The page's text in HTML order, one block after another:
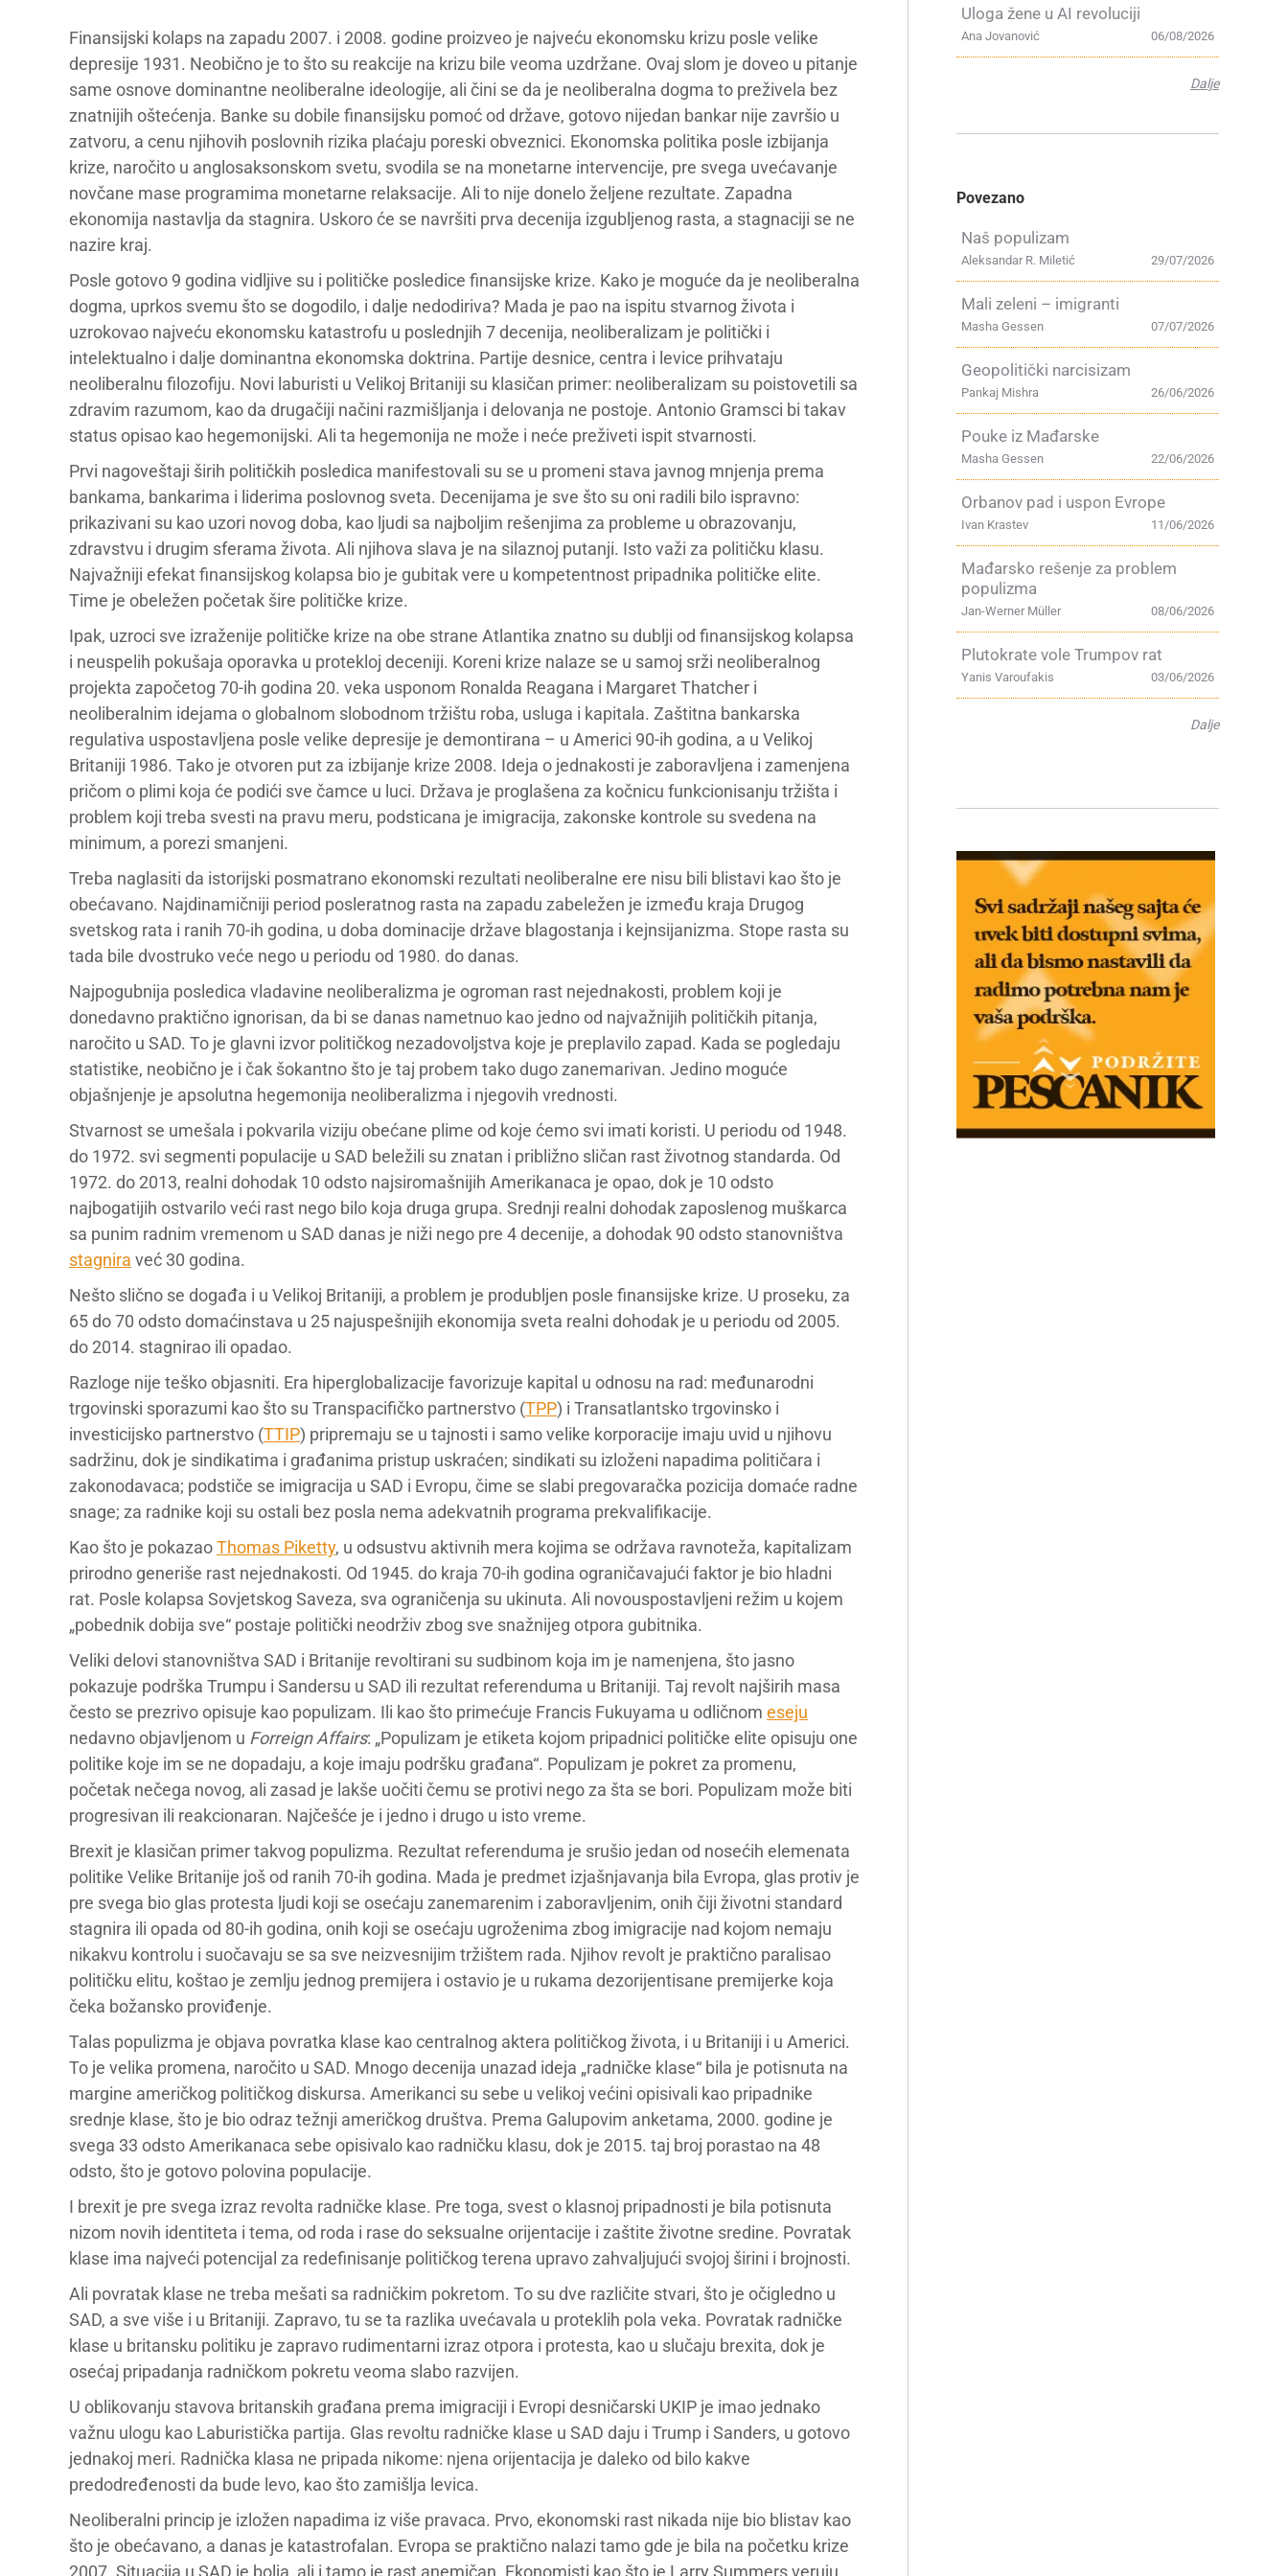
Finansijski kolaps na zapadu 2007. i 2008. godine proizveo je najveću ekonomsku krizu posle velike
depresije 1931. Neobično je to što su reakcije na krizu bile veoma uzdržane. Ovaj slom je doveo u pitanje
same osnove dominantne neoliberalne ideologije, ali čini se da je neoliberalna dogma to preživela bez
znatnijih oštećenja. Banke su dobile finansijsku pomoć od države, gotovo nijedan bankar nije završio u
zatvoru, a cenu njihovih poslovnih rizika plaćaju poreski obveznici. Ekonomska politika posle izbijanja
krize, naročito u anglosaksonskom svetu, svodila se na monetarne intervencije, pre svega uvećavanje
novčane mase programima monetarne relaksacije. Ali to nije donelo željene rezultate. Zapadna
ekonomija nastavlja da stagnira. Uskoro će se navršiti prva decenija izgubljenog rasta, a stagnaciji se ne
nazire kraj.
Posle gotovo 9 godina vidljive su i političke posledice finansijske krize. Kako je moguće da je neoliberalna
dogma, uprkos svemu što se dogodilo, i dalje nedodiriva? Mada je pao na ispitu stvarnog života i
uzrokovao najveću ekonomsku katastrofu u poslednjih 7 decenija, neoliberalizam je politički i
intelektualno i dalje dominantna ekonomska doktrina. Partije desnice, centra i levice prihvataju
neoliberalnu filozofiju. Novi laburisti u Velikoj Britaniji su klasičan primer: neoliberalizam su poistovetili sa
zdravim razumom, kao da drugačiji načini razmišljanja i delovanja ne postoje. Antonio Gramsci bi takav
status opisao kao hegemonijski. Ali ta hegemonija ne može i neće preživeti ispit stvarnosti.
Prvi nagoveštaji širih političkih posledica manifestovali su se u promeni stava javnog mnjenja prema
bankama, bankarima i liderima poslovnog sveta. Decenijama je sve što su oni radili bilo ispravno:
prikazivani su kao uzori novog doba, kao ljudi sa najboljim rešenjima za probleme u obrazovanju,
zdravstvu i drugim sferama života. Ali njihova slava je na silaznoj putanji. Isto važi za političku klasu.
Najvažniji efekat finansijskog kolapsa bio je gubitak vere u kompetentnost pripadnika političke elite.
Time je obeležen početak šire političke krize.
Ipak, uzroci sve izraženije političke krize na obe strane Atlantika znatno su dublji od finansijskog kolapsa
i neuspelih pokušaja oporavka u protekloj deceniji. Koreni krize nalaze se u samoj srži neoliberalnog
projekta započetog 70-ih godina 20. veka usponom Ronalda Reagana i Margaret Thatcher i
neoliberalnim idejama o globalnom slobodnom tržištu roba, usluga i kapitala. Zaštitna bankarska
regulativa uspostavljena posle velike depresije je demontirana – u Americi 90-ih godina, a u Velikoj
Britaniji 1986. Tako je otvoren put za izbijanje krize 2008. Ideja o jednakosti je zaboravljena i zamenjena
pričom o plimi koja će podići sve čamce u luci. Država je proglašena za kočnicu funkcionisanju tržišta i
problem koji treba svesti na pravu meru, podsticana je imigracija, zakonske kontrole su svedena na
minimum, a porezi smanjeni.
Treba naglasiti da istorijski posmatrano ekonomski rezultati neoliberalne ere nisu bili blistavi kao što je
obećavano. Najdinamičniji period posleratnog rasta na zapadu zabeležen je između kraja Drugog
svetskog rata i ranih 70-ih godina, u doba dominacije države blagostanja i kejnsijanizma. Stope rasta su
tada bile dvostruko veće nego u periodu od 1980. do danas.
Najpogubnija posledica vladavine neoliberalizma je ogroman rast nejednakosti, problem koji je
donedavno praktično ignorisan, da bi se danas nametnuo kao jedno od najvažnijih političkih pitanja,
naročito u SAD. To je glavni izvor političkog nezadovoljstva koje je preplavilo zapad. Kada se pogledaju
statistike, neobično je i čak šokantno što je taj probem tako dugo zanemarivan. Jedino moguće
objašnjenje je apsolutna hegemonija neoliberalizma i njegovih vrednosti.
Stvarnost se umešala i pokvarila viziju obećane plime od koje ćemo svi imati koristi. U periodu od 1948.
do 1972. svi segmenti populacije u SAD beležili su znatan i približno sličan rast životnog standarda. Od
1972. do 2013, realni dohodak 10 odsto najsiromašnijih Amerikanaca je opao, dok je 10 odsto
najbogatijih ostvarilo veći rast nego bilo koja druga grupa. Srednji realni dohodak zaposlenog muškarca
sa punim radnim vremenom u SAD danas je niži nego pre 4 decenije, a dohodak 90 odsto stanovništva
stagnira već 30 godina.
Nešto slično se događa i u Velikoj Britaniji, a problem je produbljen posle finansijske krize. U proseku, za
65 do 70 odsto domaćinstava u 25 najuspešnijih ekonomija sveta realni dohodak je u periodu od 2005.
do 2014. stagnirao ili opadao.
Razloge nije teško objasniti. Era hiperglobalizacije favorizuje kapital u odnosu na rad: međunarodni
trgovinski sporazumi kao što su Transpacifičko partnerstvo (TPP) i Transatlantsko trgovinsko i
investicijsko partnerstvo (TTIP) pripremaju se u tajnosti i samo velike korporacije imaju uvid u njihovu
sadržinu, dok je sindikatima i građanima pristup uskraćen; sindikati su izloženi napadima političara i
zakonodavaca; podstiče se imigracija u SAD i Evropu, čime se slabi pregovaračka pozicija domaće radne
snage; za radnike koji su ostali bez posla nema adekvatnih programa prekvalifikacije.
Kao što je pokazaoThomas Piketty, u odsustvu aktivnih mera kojima se održava ravnoteža, kapitalizam
prirodno generiše rast nejednakosti. Od 1945. do kraja 70-ih godina ograničavajući faktor je bio hladni
rat. Posle kolapsa Sovjetskog Saveza, sva ograničenja su ukinuta. Ali novouspostavljeni režim u kojem
„pobednik dobija sve“ postaje politički neodrživ zbog sve snažnijeg otpora gubitnika.
Veliki delovi stanovništva SAD i Britanije revoltirani su sudbinom koja im je namenjena, što jasno
pokazuje podrška Trumpu i Sandersu u SAD ili rezultat referenduma u Britaniji. Taj revolt najširih masa
često se prezrivo opisuje kao populizam. Ili kao što primećuje Francis Fukuyama u odličnom eseju
nedavno objavljenom u Forreign Affairs: „Populizam je etiketa kojom pripadnici političke elite opisuju one
politike koje im se ne dopadaju, a koje imaju podršku građana“. Populizam je pokret za promenu,
početak nečega novog, ali zasad je lakše uočiti čemu se protivi nego za šta se bori. Populizam može biti
progresivan ili reakcionaran. Najčešće je i jedno i drugo u isto vreme.
Brexit je klasičan primer takvog populizma. Rezultat referenduma je srušio jedan od nosećih elemenata
politike Velike Britanije još od ranih 70-ih godina. Mada je predmet izjašnjavanja bila Evropa, glas protiv je
pre svega bio glas protesta ljudi koji se osećaju zanemarenim i zaboravljenim, onih čiji životni standard
stagnira ili opada od 80-ih godina, onih koji se osećaju ugroženima zbog imigracije nad kojom nemaju
nikakvu kontrolu i suočavaju se sa sve neizvesnijim tržištem rada. Njihov revolt je praktično paralisao
političku elitu, koštao je zemlju jednog premijera i ostavio je u rukama dezorijentisane premijerke koja
čeka božansko proviđenje.
Talas populizma je objava povratka klase kao centralnog aktera političkog života, i u Britaniji i u Americi.
To je velika promena, naročito u SAD. Mnogo decenija unazad ideja „radničke klase“ bila je potisnuta na
margine američkog političkog diskursa. Amerikanci su sebe u velikoj većini opisivali kao pripadnike
srednje klase, što je bio odraz težnji američkog društva. Prema Galupovim anketama, 2000. godine je
svega 33 odsto Amerikanaca sebe opisivalo kao radničku klasu, dok je 2015. taj broj porastao na 48
odsto, što je gotovo polovina populacije.
I brexit je pre svega izraz revolta radničke klase. Pre toga, svest o klasnoj pripadnosti je bila potisnuta
nizom novih identiteta i tema, od roda i rase do seksualne orijentacije i zaštite životne sredine. Povratak
klase ima najveći potencijal za redefinisanje političkog terena upravo zahvaljujući svojoj širini i brojnosti.
Ali povratak klase ne treba mešati sa radničkim pokretom. To su dve različite stvari, što je očigledno u
SAD, a sve više i u Britaniji. Zapravo, tu se ta razlika uvećavala u proteklih pola veka. Povratak radničke
klase u britansku politiku je zapravo rudimentarni izraz otpora i protesta, kao u slučaju brexita, dok je
osećaj pripadanja radničkom pokretu veoma slabo razvijen.
U oblikovanju stavova britanskih građana prema imigraciji i Evropi desničarski UKIP je imao jednako
važnu ulogu kao Laburistička partija. Glas revoltu radničke klase u SAD daju i Trump i Sanders, u gotovo
jednakoj meri. Radnička klasa ne pripada nikome: njena orijentacija je daleko od bilo kakve
predodređenosti da bude levo, kao što zamišlja levica.
Neoliberalni princip je izložen napadima iz više pravaca. Prvo, ekonomski rast nikada nije bio blistav kao
što je obećavano, a danas je katastrofalan. Evropa se praktično nalazi tamo gde je bila na početku krize
2007. Situacija u SAD je bolja, ali i tamo je rast anemičan. Ekonomisti kao što je Larry Summers veruju
Uloga žene u AI revoluciji
06/08/2026
Ana Jovanović
Dalje
Povezano
Naš populizam
29/07/2026
Aleksandar R. Miletić
Mali zeleni – imigranti
07/07/2026
Masha Gessen
Geopolitički narcisizam
26/06/2026
Pankaj Mishra
Pouke iz Mađarske
22/06/2026
Masha Gessen
Orbanov pad i uspon Evrope
11/06/2026
Ivan Krastev
Mađarsko rešenje za problem
populizma
08/06/2026
Jan-Werner Müller
Plutokrate vole Trumpov rat
03/06/2026
Yanis Varoufakis
Dalje